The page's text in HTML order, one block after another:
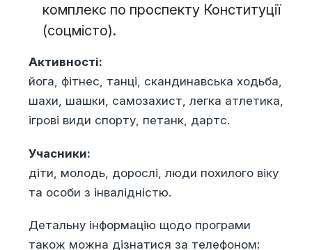
комплекс по проспекту Конституції
(соцмісто).
Активності:
йога, фітнес, танці, скандинавська ходьба,
шахи, шашки, самозахист, легка атлетика,
ігрові види спорту, петанк, дартс.
Учасники:
діти, молодь, дорослі, люди похилого віку
та особи з інвалідністю.
Детальну інформацію щодо програми
також можна дізнатися за телефоном: